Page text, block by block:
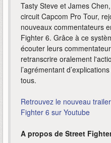
Tasty Steve et James
circuit Capcom Pro Tour,
nouveaux commentateurs
Fighter 6. Grâce à ce
écouter leurs
retranscrire oralement
l’agrémentant
tous.
Retrouvez le nouveau
Fighter 6 sur Youtube
A propos de Street